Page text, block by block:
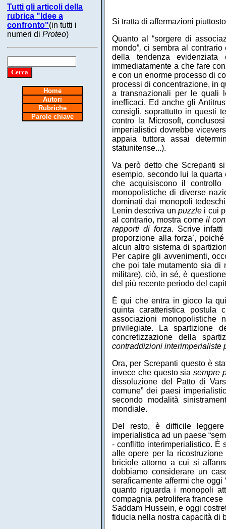
Tutti gli articoli della
rubrica "Idee a
confronto"(in tutti i
numeri di Proteo)
Home
Autori
Rubriche
Parole chiave
Si tratta di affermazioni
Quanto al “sorgere di
mondo”,ci sembra al contrario
della tendenza
immediatamente a che fare
e con un enorme processo di
processi di concentrazione, in
a transnazionali per le quali
inefficaci. Ed anche gli
consigli, soprattutto in questi
contro la Microsoft,
imperialistici dovrebbe
appaia tuttora assai
statunitense...).
Va però detto che Screpanti
esempio, secondo lui la
che acquisiscono il
monopolistiche di diverse
dominati dai monopoli
Lenin descriva unpuzzle i cui
al contrario, mostra come il
rapporti di forza. Scrive infatti
proporzione alla forza’,
alcun altro sistema di
Per capire gli avvenimenti,
che poi tale mutamento sia di
militare), ciò, in sé, è
del più recente periodo del
È qui che entra in gioco la
quinta caratteristica postula
associazioni monopolistiche
privilegiate. La spartizione
concretizzazione della
contraddizioni interimperialiste
Ora, per Screpanti questo è
invece che questo siasempre
dissoluzione del Patto di
comune” dei paesi
secondo modalità
mondiale.
Del resto, è difficile
imperialistica ad un paese
- conflitto interimperialistico. È
alle opere per la
briciole attorno a cui si
dobbiamo considerare un
seraficamente affermi che oggi
quanto riguarda i monopoli
compagnia petrolifera
Saddam Hussein, e oggi
fiducia nella nostra capacità di